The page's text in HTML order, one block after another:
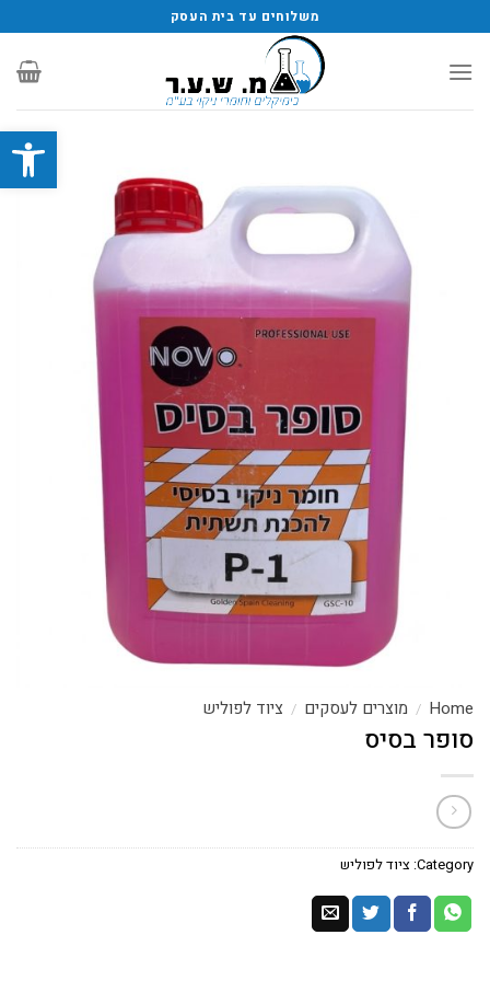
פתח
משלוחים עד בית העסק
Home
/ מוצרים לעסקים / ציוד לפוליש
סופר בסיס
Category: ציוד לפוליש